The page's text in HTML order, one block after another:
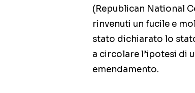
(Republican National
rinvenuti un fucile e
stato dichiarato lo
a circolare l’ipotesi di
emendamento.